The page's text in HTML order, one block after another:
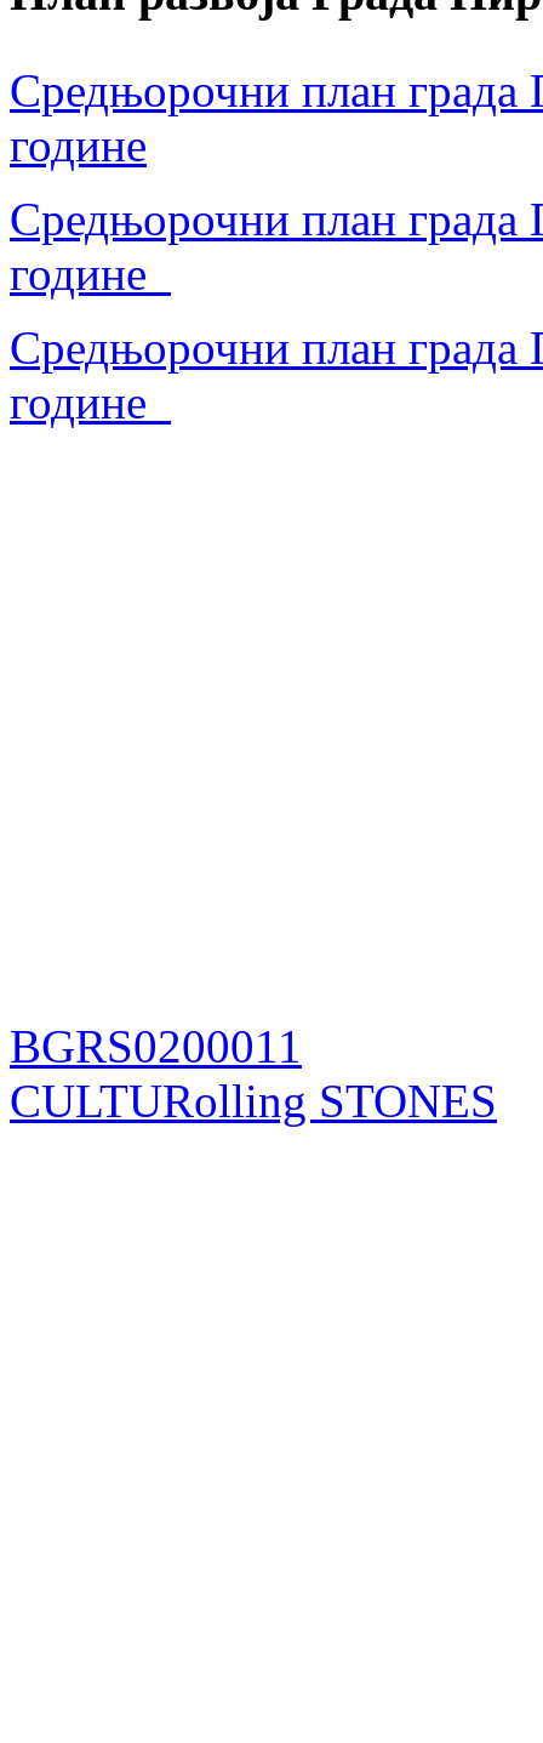
Средњорочни план града
године
Средњорочни план града
године
Средњорочни план града
године
BGRS0200011
CULTURolling STONES